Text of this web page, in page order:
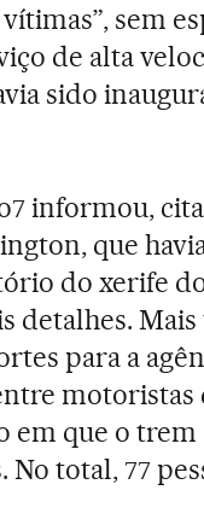
sem
de alta
sido
informou,
que
do xerife
detalhes.
para a
motoristas
que o trem
total, 77